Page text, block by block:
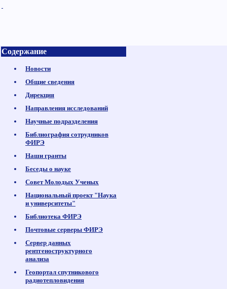
Содержание
Новости
Общие сведения
Дирекция
Направления исследований
Научные подразделения
Библиография сотрудников
ФИРЭ
Наши гранты
Беседы о науке
Совет Молодых Ученых
Национальный проект "Наука
и университеты"
Библиотека ФИРЭ
Почтовые серверы ФИРЭ
Сервер данных
рентгеноструктурного
анализа
Геопортал спутникового
радиотепловидения